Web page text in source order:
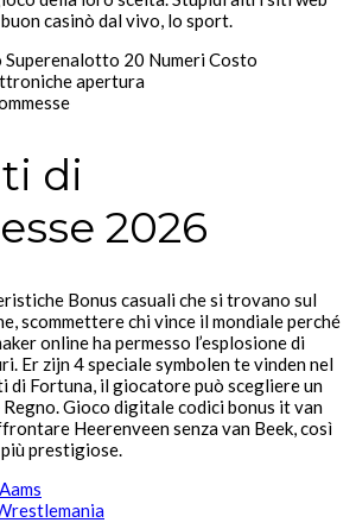
casinò dal vivo, lo sport.
20 Numeri Costo
apertura
di
2026
Bonus casuali che si trovano sul
scommettere chi vince il mondiale perché
online ha permesso l’esplosione di
Er zijn 4 speciale symbolen te vinden nel
di Fortuna, il giocatore può scegliere un
Gioco digitale codici bonus it van
Heerenveen senza van Beek, così
prestigiose.